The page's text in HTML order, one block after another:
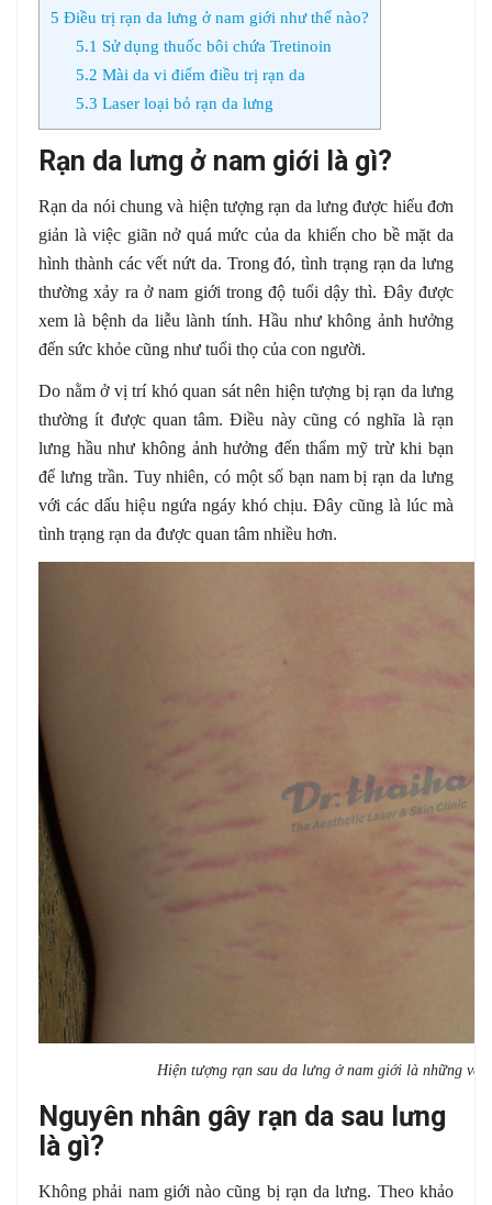
5 Điều trị rạn da lưng ở nam giới như thế nào?
5.1 Sử dụng thuốc bôi chứa Tretinoin
5.2 Mài da vi điểm điều trị rạn da
5.3 Laser loại bỏ rạn da lưng
Rạn da lưng ở nam giới là gì?
Rạn da nói chung và hiện tượng rạn da lưng được hiểu đơn
giản là việc giãn nở quá mức của da khiến cho bề mặt da
hình thành các vết nứt da. Trong đó, tình trạng rạn da lưng
thường xảy ra ở nam giới trong độ tuổi dậy thì. Đây được
xem là bệnh da liễu lành tính. Hầu như không ảnh hưởng
đến sức khỏe cũng như tuổi thọ của con người.
Do nằm ở vị trí khó quan sát nên hiện tượng bị rạn da lưng
thường ít được quan tâm. Điều này cũng có nghĩa là rạn
lưng hầu như không ảnh hưởng đến thẩm mỹ trừ khi bạn
để lưng trần. Tuy nhiên, có một số bạn nam bị rạn da lưng
với các dấu hiệu ngứa ngáy khó chịu. Đây cũng là lúc mà
tình trạng rạn da được quan tâm nhiều hơn.
Hiện tượng rạn sau da lưng ở nam giới là những vết
Nguyên nhân gây rạn da sau lưng
là gì?
Không phải nam giới nào cũng bị rạn da lưng. Theo khảo